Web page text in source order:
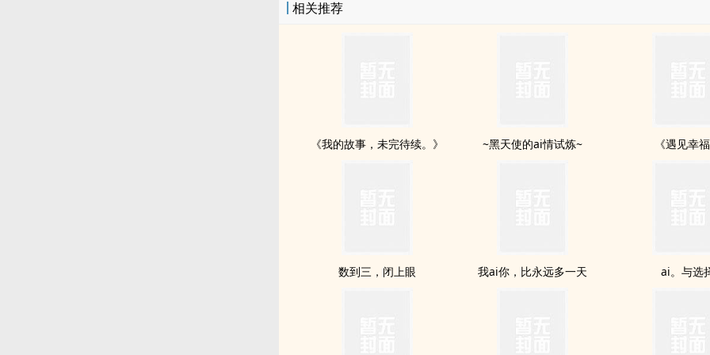
相关推荐
《我的故事，未完待续。》 ~黑天使的ai情试炼~ 《遇见幸
数到三，闭上眼 我ai你，比永远多一天 ai。与选